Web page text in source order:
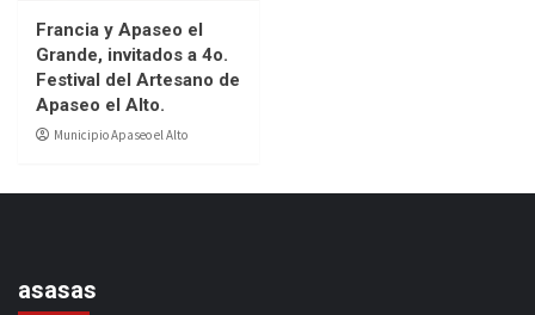
Francia y Apaseo el
Grande, invitados a 4o.
Festival del Artesano de
Apaseo el Alto.
Municipio Apaseo el Alto
asasas